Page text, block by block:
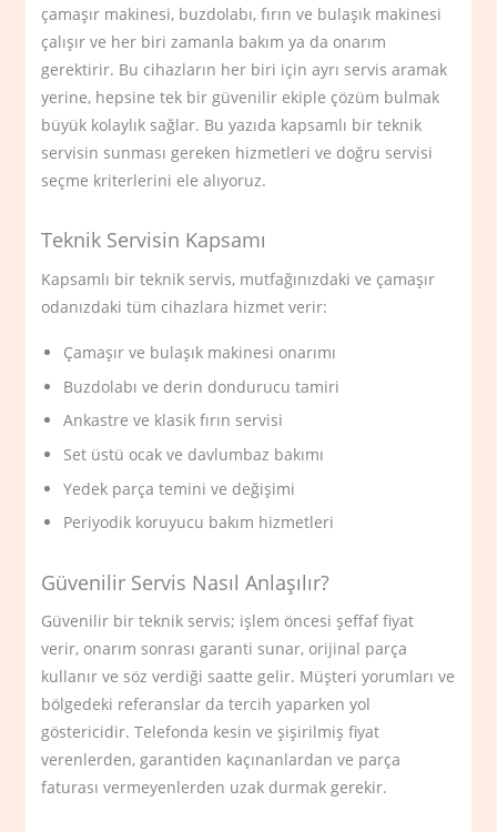
çamaşır makinesi, buzdolabı, fırın ve bulaşık makinesi
çalışır ve her biri zamanla bakım ya da onarım
gerektirir. Bu cihazların her biri için ayrı servis aramak
yerine, hepsine tek bir güvenilir ekiple çözüm bulmak
büyük kolaylık sağlar. Bu yazıda kapsamlı bir teknik
servisin sunması gereken hizmetleri ve doğru servisi
seçme kriterlerini ele alıyoruz.
Teknik Servisin Kapsamı
Kapsamlı bir teknik servis, mutfağınızdaki ve çamaşır
odanızdaki tüm cihazlara hizmet verir:
Çamaşır ve bulaşık makinesi onarımı
Buzdolabı ve derin dondurucu tamiri
Ankastre ve klasik fırın servisi
Set üstü ocak ve davlumbaz bakımı
Yedek parça temini ve değişimi
Periyodik koruyucu bakım hizmetleri
Güvenilir Servis Nasıl Anlaşılır?
Güvenilir bir teknik servis; işlem öncesi şeffaf fiyat
verir, onarım sonrası garanti sunar, orijinal parça
kullanır ve söz verdiği saatte gelir. Müşteri yorumları ve
bölgedeki referanslar da tercih yaparken yol
göstericidir. Telefonda kesin ve şişirilmiş fiyat
verenlerden, garantiden kaçınanlardan ve parça
faturası vermeyenlerden uzak durmak gerekir.